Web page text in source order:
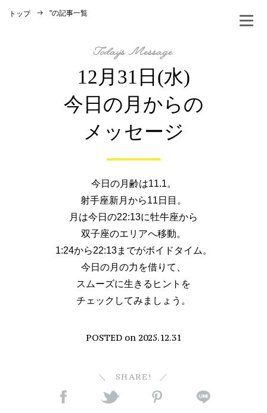
トップ "の記事一覧
12月31日(水)
今日の月からの
メッセージ
今日の月齢は11.1。
射手座新月から11日目。
月は今日の22:13に牡牛座から
双子座のエリアへ移動。
1:24から22:13までがボイドタイム。
今日の月の力を借りて、
スムーズに生きるヒントを
チェックしてみましょう。
POSTED on 2025.12.31
SHARE!